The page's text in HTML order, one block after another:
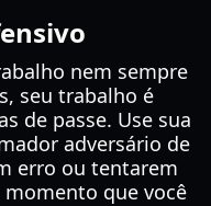
nem sempre
seu trabalho é
de passe. Use sua
adversário de
erro ou tentarem
que você